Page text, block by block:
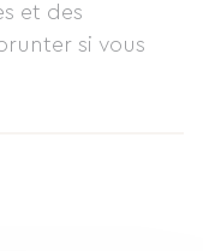
De vuelta
al dormitorio 2
una
pequeña
es compartido
si vous